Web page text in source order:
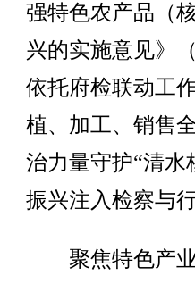
强特色农产品（
兴的实施意见》
依托府检联动工
植、加工、销售
治力量守护“清水
振兴注入检察与
聚焦特色产业